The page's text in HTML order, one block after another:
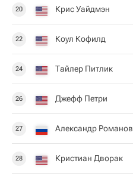
20 Крис Уайдмэн
22 Коул Кофилд
24 Тайлер Питлик
26 Джефф Петри
27 Александр Романов
28 Кристиан Дворак